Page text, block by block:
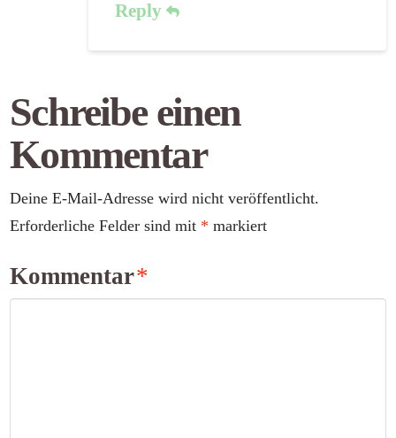
Reply
Schreibe einen
Kommentar
Deine E-Mail-Adresse wird nicht veröffentlicht.
Erforderliche Felder sind mit * markiert
Kommentar*